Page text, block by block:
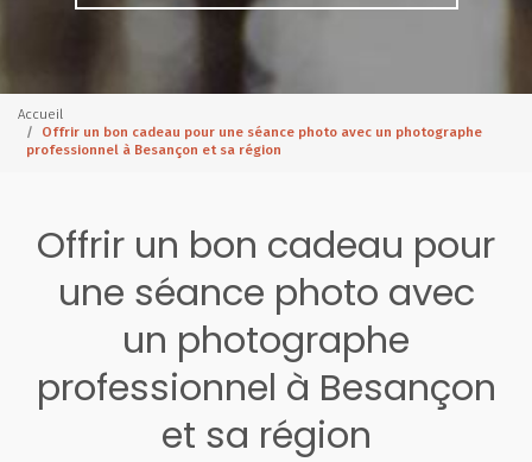
Accueil
Offrir un bon cadeau pour une séance photo avec un photographe
professionnel à Besançon et sa région
Offrir un bon cadeau pour
une séance photo avec
un photographe
professionnel à Besançon
et sa région